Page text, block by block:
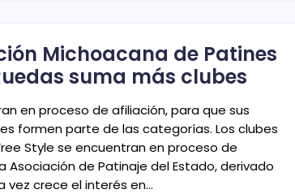
Michoacana de Patines
suma más clubes
en proceso de afiliación, para que sus
formen parte de las categorías. Los clubes
Style se encuentran en proceso de
Asociación de Patinaje del Estado, derivado
vez crece el interés en…